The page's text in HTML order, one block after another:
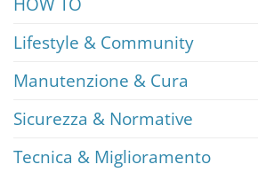
Lifestyle & Community
Manutenzione & Cura
Sicurezza & Normative
Tecnica & Miglioramento